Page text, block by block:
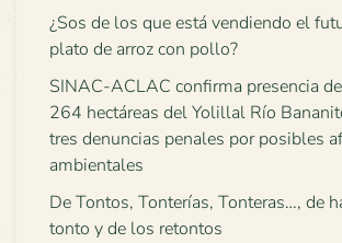
¿Sos de los que está vendiendo el
plato de arroz con pollo?
SINAC-ACLAC confirma presencia
264 hectáreas del Yolillal Río
tres denuncias penales por posibles
ambientales
De Tontos, Tonterías, Tonteras…, de
tonto y de los retontos